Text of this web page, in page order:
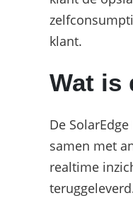
klant.
Wat is
De
samen met
realtime